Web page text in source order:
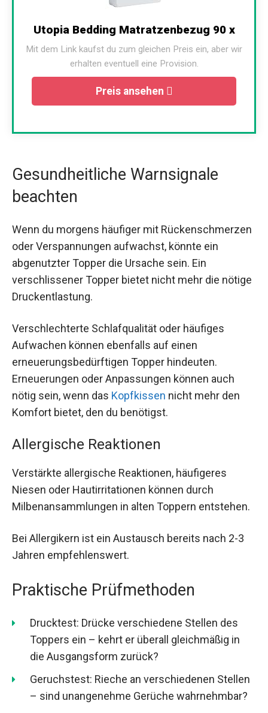
Utopia Bedding Matratzenbezug 90 x
Mit dem Link kaufst du zum gleichen Preis ein, aber wir
erhalten eventuell eine Provision.
Preis ansehen
Gesundheitliche Warnsignale
beachten
Wenn du morgens häufiger mit Rückenschmerzen
oder Verspannungen aufwachst, könnte ein
abgenutzter Topper die Ursache sein. Ein
verschlissener Topper bietet nicht mehr die nötige
Druckentlastung.
Verschlechterte Schlafqualität oder häufiges
Aufwachen können ebenfalls auf einen
erneuerungsbedürftigen Topper hindeuten.
Erneuerungen oder Anpassungen können auch
nötig sein, wenn das Kopfkissen nicht mehr den
Komfort bietet, den du benötigst.
Allergische Reaktionen
Verstärkte allergische Reaktionen, häufigeres
Niesen oder Hautirritationen können durch
Milbenansammlungen in alten Toppern entstehen.
Bei Allergikern ist ein Austausch bereits nach 2-3
Jahren empfehlenswert.
Praktische Prüfmethoden
Drucktest: Drücke verschiedene Stellen des
Toppers ein – kehrt er überall gleichmäßig in
die Ausgangsform zurück?
Geruchstest: Rieche an verschiedenen Stellen
– sind unangenehme Gerüche wahrnehmbar?